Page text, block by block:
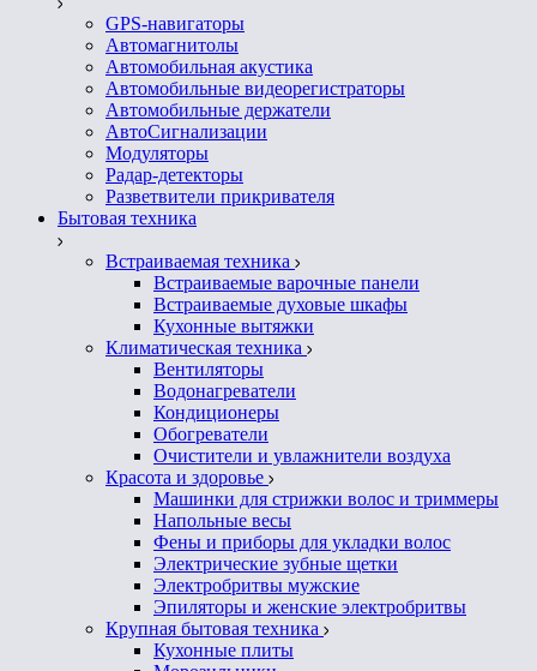
GPS-навигаторы
Автомагнитолы
Автомобильная акустика
Автомобильные видеорегистраторы
Автомобильные держатели
АвтоСигнализации
Модуляторы
Радар-детекторы
Разветвители прикривателя
Бытовая техника
Встраиваемая техника
Встраиваемые варочные панели
Встраиваемые духовые шкафы
Кухонные вытяжки
Климатическая техника
Вентиляторы
Водонагреватели
Кондиционеры
Обогреватели
Очистители и увлажнители воздуха
Красота и здоровье
Машинки для стрижки волос и триммеры
Напольные весы
Фены и приборы для укладки волос
Электрические зубные щетки
Электробритвы мужские
Эпиляторы и женские электробритвы
Крупная бытовая техника
Кухонные плиты